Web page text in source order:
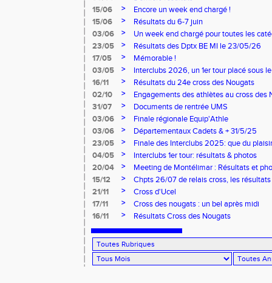
15/06
>
Encore un week end chargé !
15/06
>
Résultats du 6-7 juin
03/06
>
Un week end chargé pour toutes les
23/05
>
Résultats des Dptx BE MI le 23/05/26
17/05
>
Mémorable !
03/05
>
Interclubs 2026, un 1er tour placé sous
16/11
>
Résultats du 24e cross des Nougats
02/10
>
Engagements des athlètes au cross des
31/07
>
Documents de rentrée UMS
03/06
>
Finale régionale Equip'Athle
03/06
>
Départementaux Cadets & + 31/5/25
23/05
>
Finale des Interclubs 2025: que du plaisir
04/05
>
Interclubs 1er tour: résultats & photos
20/04
>
Meeting de Montélimar : Résultats et
15/12
>
Chpts 26/07 de relais cross, les résultats
21/11
>
Cross d'Ucel
17/11
>
Cross des nougats : un bel après midi
16/11
> Résultats Cross des Nougats